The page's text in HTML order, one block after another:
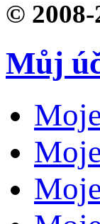
© 2008-
Můj